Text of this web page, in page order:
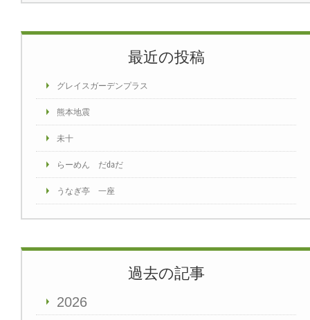
最近の投稿
グレイスガーデンプラス
熊本地震
未十
らーめん だ㍲だ
うなぎ亭 一座
過去の記事
2026